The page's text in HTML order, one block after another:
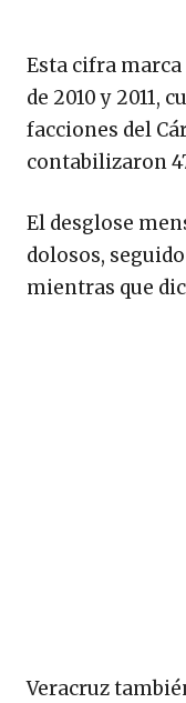
Esta cifra
de 2010 y 2011,
facciones del
contabilizaron
El desglose
dolosos,
mientras que
Veracruz